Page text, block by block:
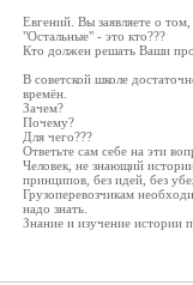
Евгений. Вы заявляете о
"Остальные" - это кто???
Кто должен решать Ваши
В советской школе
времён.
Зачем?
Почему?
Для чего???
Ответьте сам себе на эти
Человек, не знающий
принципов, без идей, без
Грузоперевозчикам
надо знать.
Знание и изучение истории